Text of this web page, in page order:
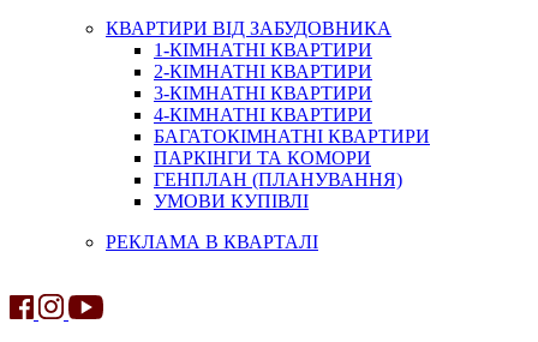
КВАРТИРИ ВІД ЗАБУДОВНИКА
1-КІМНАТНІ КВАРТИРИ
2-КІМНАТНІ КВАРТИРИ
3-КІМНАТНІ КВАРТИРИ
4-КІМНАТНІ КВАРТИРИ
БАГАТОКІМНАТНІ КВАРТИРИ
ПАРКІНГИ ТА КОМОРИ
ГЕНПЛАН (ПЛАНУВАННЯ)
УМОВИ КУПІВЛІ
РЕКЛАМА В КВАРТАЛІ